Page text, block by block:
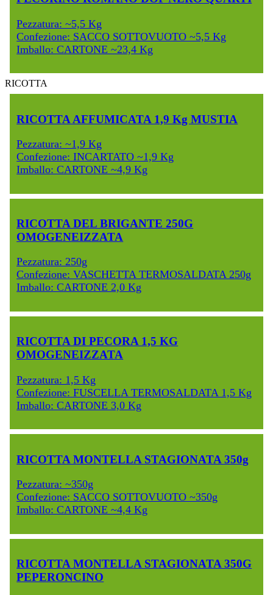
Pezzatura: ~5,5 Kg
Confezione: SACCO SOTTOVUOTO ~5,5 Kg
Imballo: CARTONE ~23,4 Kg
RICOTTA
RICOTTA AFFUMICATA 1,9 Kg MUSTIA
Pezzatura: ~1,9 Kg
Confezione: INCARTATO ~1,9 Kg
Imballo: CARTONE ~4,9 Kg
RICOTTA DEL BRIGANTE 250G
OMOGENEIZZATA
Pezzatura: 250g
Confezione: VASCHETTA TERMOSALDATA 250g
Imballo: CARTONE 2,0 Kg
RICOTTA DI PECORA 1,5 KG
OMOGENEIZZATA
Pezzatura: 1,5 Kg
Confezione: FUSCELLA TERMOSALDATA 1,5 Kg
Imballo: CARTONE 3,0 Kg
RICOTTA MONTELLA STAGIONATA 350g
Pezzatura: ~350g
Confezione: SACCO SOTTOVUOTO ~350g
Imballo: CARTONE ~4,4 Kg
RICOTTA MONTELLA STAGIONATA 350G
PEPERONCINO